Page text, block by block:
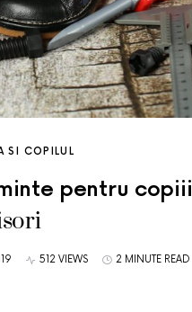
SI COPILUL
pentru copiii
512 VIEWS 2 MINUTE READ